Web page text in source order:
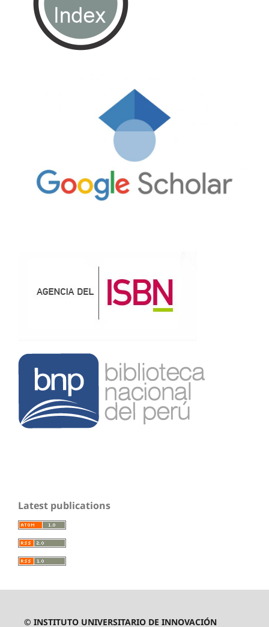
Latest publications
© INSTITUTO UNIVERSITARIO DE INNOVACIÓN